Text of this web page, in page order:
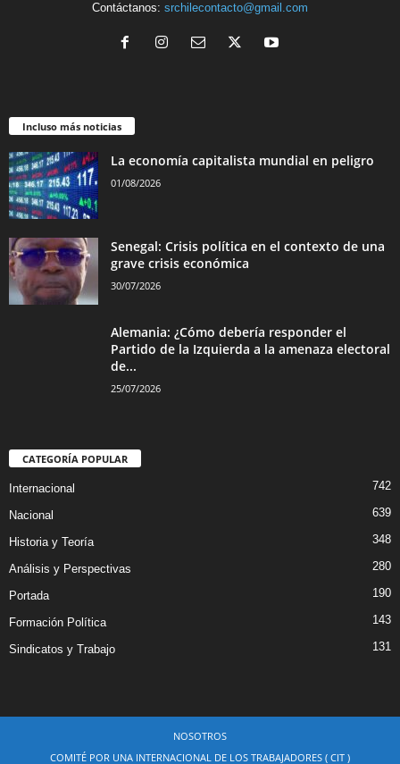
Contáctanos: srchilecontacto@gmail.com
Incluso más noticias
La economía capitalista mundial en peligro
01/08/2026
Senegal: Crisis política en el contexto de una
grave crisis económica
30/07/2026
Alemania: ¿Cómo debería responder el
Partido de la Izquierda a la amenaza electoral
de...
25/07/2026
CATEGORÍA POPULAR
Internacional 742
Nacional 639
Historia y Teoría 348
Análisis y Perspectivas 280
Portada 190
Formación Política 143
Sindicatos y Trabajo 131
NOSOTROS
COMITÉ POR UNA INTERNACIONAL DE LOS TRABAJADORES ( CIT )